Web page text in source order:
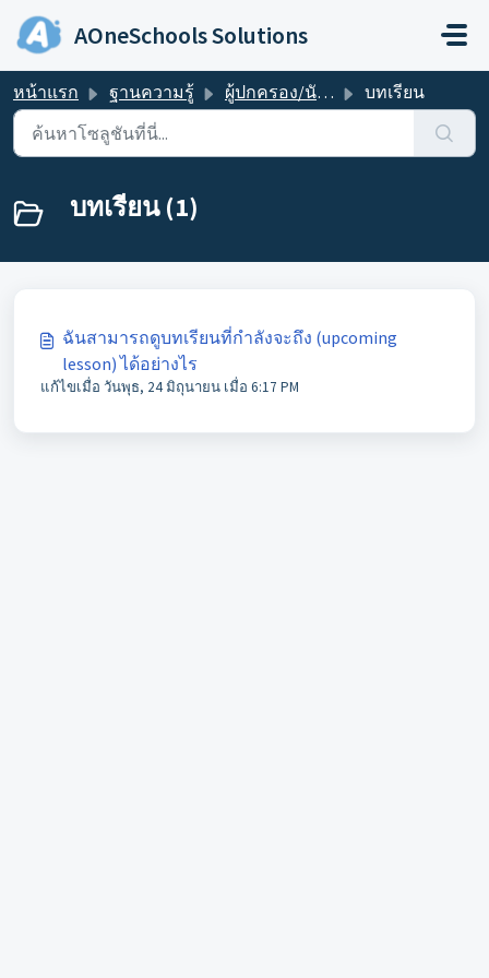
ข้ามไปยังเนื้อหาหลัก
AOneSchools Solutions
หน้าแรก ฐานความรู้ ผู้ปกครอง/นักเรียน บทเรียน
บทเรียน (1)
ฉันสามารถดูบทเรียนที่กำลังจะถึง (upcoming
lesson) ได้อย่างไร
แก้ไขเมื่อ วันพุธ, 24 มิถุนายน เมื่อ 6:17 PM